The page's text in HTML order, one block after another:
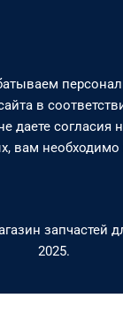
в
даете согласия
вам необходимо
запчастей
2025.